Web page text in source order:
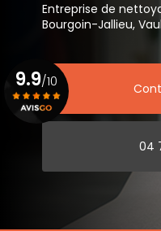
Entreprise de
Bourgoin-Jallieu,
04
9.9/10